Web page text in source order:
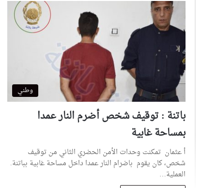
وطني
باتنة : توقيف شخص أضرم النار عمدا
بمساحة غابية
أ عثمان تمكنت وحدات الأمن الحضري الثاني من توقيف
شخص، كان يقوم باضرام النار عمدا داخل مساحة غابية بباتنة.
العملية…